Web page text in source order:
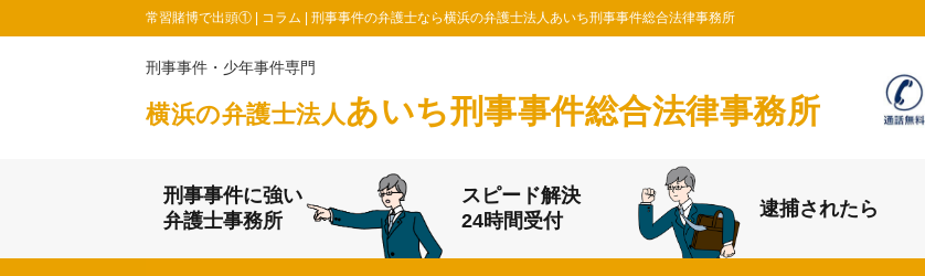
常習賭博で出頭① | コラム | 刑事事件の弁護士なら横浜の弁護士法人あいち刑事事件総合法律事務所
刑事事件・少年事件専門
横浜の弁護士法人あいち刑事事件総合法律事務所
刑事事件に強い
弁護士事務所
スピード解決
24時間受付
逮捕されたら